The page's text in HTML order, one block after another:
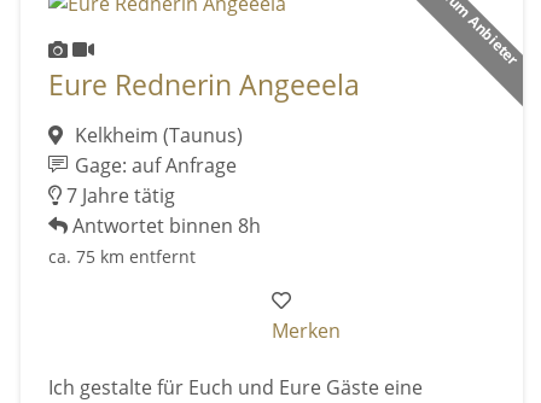
Eure Rednerin Angeeela
Kelkheim (Taunus)
Gage: auf Anfrage
7 Jahre tätig
Antwortet binnen 8h
ca. 75 km entfernt
Merken
Ich gestalte für Euch und Eure Gäste eine